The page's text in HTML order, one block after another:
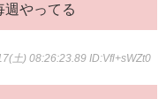
週やってる
土) 08:26:23.89 ID:Vfl+sWZt0